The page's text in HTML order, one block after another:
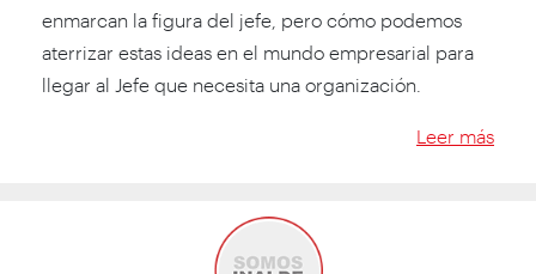
enmarcan la figura del jefe, pero cómo podemos
aterrizar estas ideas en el mundo empresarial para
llegar al Jefe que necesita una organización.
Leer más